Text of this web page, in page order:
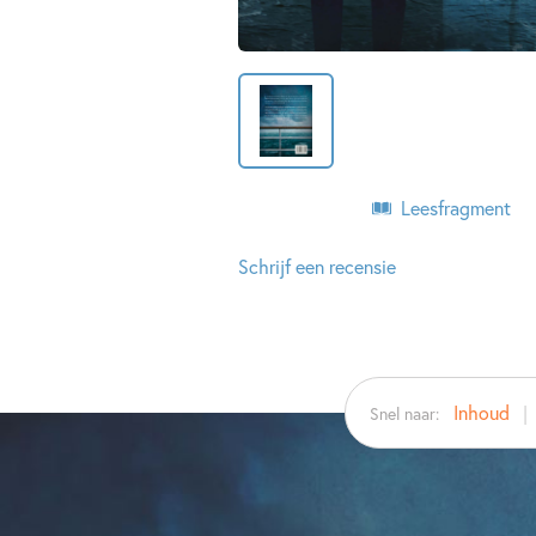
Leesfragment
Schrijf een recensie
Snel naar: Inhoud